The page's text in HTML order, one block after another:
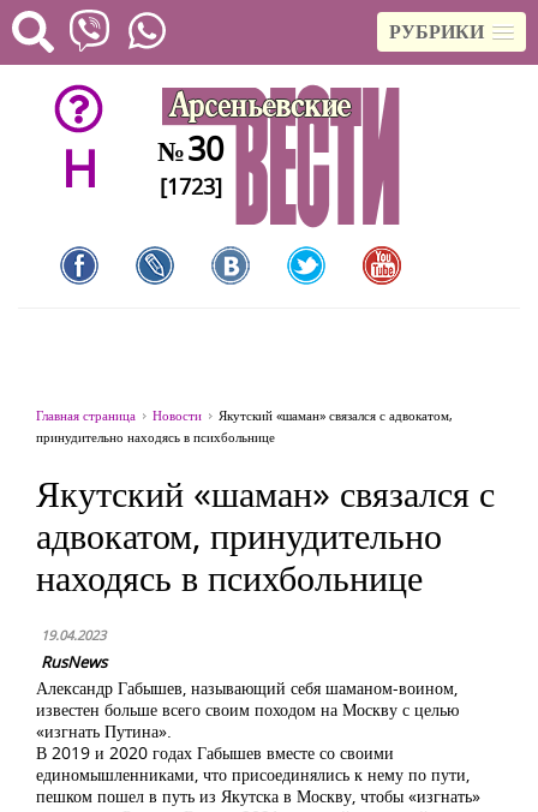
РУБРИКИ
H №30
[1723]
Главная страница Новости
Якутский «шаман» связался с адвокатом,
принудительно находясь в психбольнице
Якутский «шаман» связался с
адвокатом, принудительно
находясь в психбольнице
19.04.2023
RusNews
Александр Габышев, называющий себя шаманом-воином,
известен больше всего своим походом на Москву с целью
«изгнать Путина».
В 2019 и 2020 годах Габышев вместе со своими
единомышленниками, что присоединялись к нему по пути,
пешком пошел в путь из Якутска в Москву, чтобы «изгнать»